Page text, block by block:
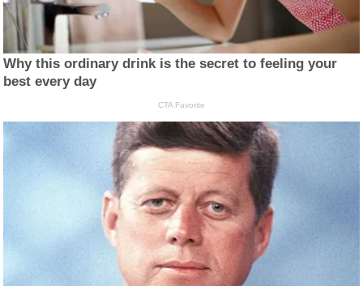
Why this ordinary drink is the secret to feeling your
best every day
CTA Favorite